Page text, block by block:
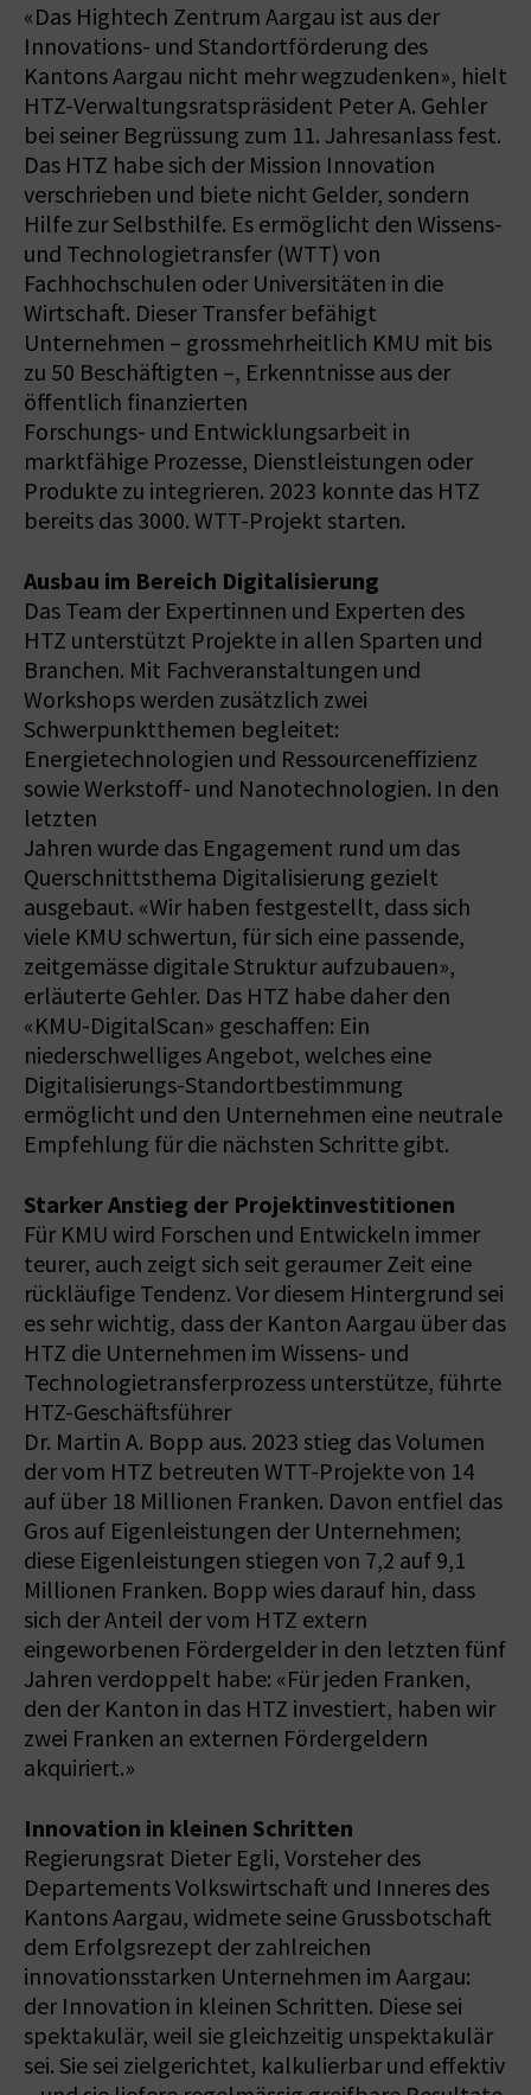
«Das Hightech Zentrum Aargau ist aus der
Innovations- und Standortförderung des
Kantons Aargau nicht mehr wegzudenken», hielt
HTZ-Verwaltungsratspräsident Peter A. Gehler
bei seiner Begrüssung zum 11. Jahresanlass fest.
Das HTZ habe sich der Mission Innovation
verschrieben und biete nicht Gelder, sondern
Hilfe zur Selbsthilfe. Es ermöglicht den Wissens-
und Technologietransfer (WTT) von
Fachhochschulen oder Universitäten in die
Wirtschaft. Dieser Transfer befähigt
Unternehmen – grossmehrheitlich KMU mit bis
zu 50 Beschäftigten –, Erkenntnisse aus der
öffentlich finanzierten
Forschungs- und Entwicklungsarbeit in
marktfähige Prozesse, Dienstleistungen oder
Produkte zu integrieren. 2023 konnte das HTZ
bereits das 3000. WTT-Projekt starten.
Ausbau im Bereich Digitalisierung
Das Team der Expertinnen und Experten des
HTZ unterstützt Projekte in allen Sparten und
Branchen. Mit Fachveranstaltungen und
Workshops werden zusätzlich zwei
Schwerpunktthemen begleitet:
Energietechnologien und Ressourceneffizienz
sowie Werkstoff- und Nanotechnologien. In den
letzten
Jahren wurde das Engagement rund um das
Querschnittsthema Digitalisierung gezielt
ausgebaut. «Wir haben festgestellt, dass sich
viele KMU schwertun, für sich eine passende,
zeitgemässe digitale Struktur aufzubauen»,
erläuterte Gehler. Das HTZ habe daher den
«KMU-DigitalScan» geschaffen: Ein
niederschwelliges Angebot, welches eine
Digitalisierungs-Standortbestimmung
ermöglicht und den Unternehmen eine neutrale
Empfehlung für die nächsten Schritte gibt.
Starker Anstieg der Projektinvestitionen
Für KMU wird Forschen und Entwickeln immer
teurer, auch zeigt sich seit geraumer Zeit eine
rückläufige Tendenz. Vor diesem Hintergrund sei
es sehr wichtig, dass der Kanton Aargau über das
HTZ die Unternehmen im Wissens- und
Technologietransferprozess unterstütze, führte
HTZ-Geschäftsführer
Dr. Martin A. Bopp aus. 2023 stieg das Volumen
der vom HTZ betreuten WTT-Projekte von 14
auf über 18 Millionen Franken. Davon entfiel das
Gros auf Eigenleistungen der Unternehmen;
diese Eigenleistungen stiegen von 7,2 auf 9,1
Millionen Franken. Bopp wies darauf hin, dass
sich der Anteil der vom HTZ extern
eingeworbenen Fördergelder in den letzten fünf
Jahren verdoppelt habe: «Für jeden Franken,
den der Kanton in das HTZ investiert, haben wir
zwei Franken an externen Fördergeldern
akquiriert.»
Innovation in kleinen Schritten
Regierungsrat Dieter Egli, Vorsteher des
Departements Volkswirtschaft und Inneres des
Kantons Aargau, widmete seine Grussbotschaft
dem Erfolgsrezept der zahlreichen
innovationsstarken Unternehmen im Aargau:
der Innovation in kleinen Schritten. Diese sei
spektakulär, weil sie gleichzeitig unspektakulär
sei. Sie sei zielgerichtet, kalkulierbar und effektiv